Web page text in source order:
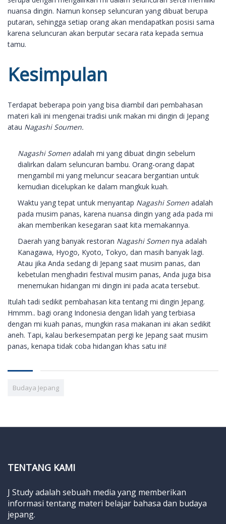
nuansa dingin. Namun konsep seluncuran yang dibuat berupa
putaran, sehingga setiap orang akan mendapatkan posisi sama
karena seluncuran akan berputar secara rata kepada semua
tamu.
Kesimpulan
Terdapat beberapa poin yang bisa diambil dari pembahasan
materi kali ini mengenai tradisi unik makan mi dingin di Jepang
atau Nagashi Soumen.
Nagashi Somen adalah mi yang dibuat dingin sebelum
dialirkan dalam seluncuran bambu. Orang-orang dapat
mengambil mi yang meluncur seacara bergantian untuk
kemudian dicelupkan ke dalam mangkuk kuah.
Waktu yang tepat untuk menyantap Nagashi Somen adalah
pada musim panas, karena nuansa dingin yang ada pada mi
akan memberikan kesegaran saat kita memakannya.
Daerah yang banyak restoran Nagashi Somen nya adalah
Kanagawa, Hyogo, Kyoto, Tokyo, dan masih banyak lagi.
Atau jika Anda sedang di Jepang saat musim panas, dan
kebetulan menghadiri festival musim panas, Anda juga bisa
menemukan hidangan mi dingin ini pada acata tersebut.
Itulah tadi sedikit pembahasan kita tentang mi dingin Jepang.
Hmmm.. bagi orang Indonesia dengan lidah yang terbiasa
dengan mi kuah panas, mungkin rasa makanan ini akan sedikit
aneh. Tapi, kalau berkesempatan pergi ke Jepang saat musim
panas, kenapa tidak coba hidangan khas satu ini!
Budaya Jepang
TENTANG KAMI
J Study adalah sebuah media yang memberikan
informasi tentang materi belajar bahasa dan budaya
jepang.